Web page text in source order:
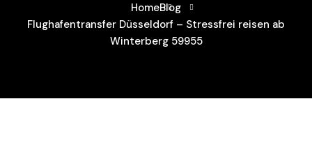
HomeBlog
Flughafentransfer Düsseldorf – Stressfrei reisen ab
Winterberg 59955